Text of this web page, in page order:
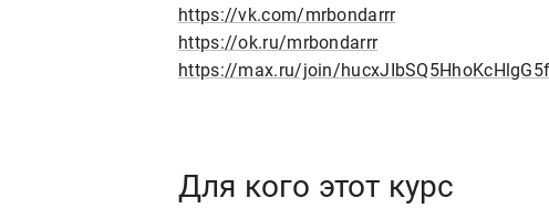
https://vk.com/mrbondarrr
https://ok.ru/mrbondarrr
https://max.ru/join/
Для кого этот курс